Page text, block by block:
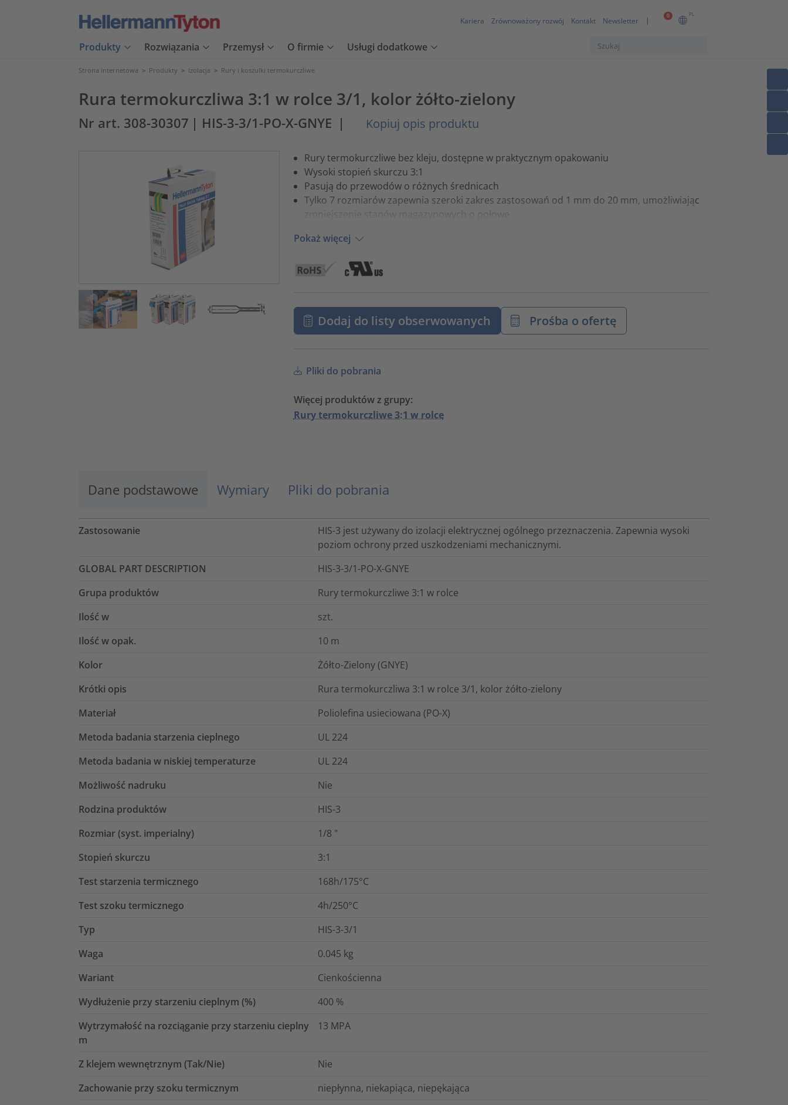
0 PL
Kariera Zrównoważony rozwój Kontakt Newsletter
Produkty Rozwiązania Przemysł O firmie Usługi dodatkowe
Strona internetowa > Produkty > Izolacja > Rury i koszulki termokurczliwe
Rura termokurczliwa 3:1 w rolce 3/1, kolor żółto-zielony
Nr art. 308-30307 | HIS-3-3/1-PO-X-GNYE | Kopiuj opis produktu
Rury termokurczliwe bez kleju, dostępne w praktycznym opakowaniu
Wysoki stopień skurczu 3:1
Pasują do przewodów o różnych średnicach
Tylko 7 rozmiarów zapewnia szeroki zakres zastosowań od 1 mm do 20 mm, umożliwiając
zmniejszenie stanów magazynowych o połowę
Pokaż więcej
Dodaj do listy obserwowanych Prośba o ofertę
Pliki do pobrania
Więcej produktów z grupy:
Rury termokurczliwe 3:1 w rolce
Dane podstawowe Wymiary Pliki do pobrania
Zastosowanie
HIS-3 jest używany do izolacji elektrycznej ogólnego przeznaczenia. Zapewnia wysoki
poziom ochrony przed uszkodzeniami mechanicznymi.
GLOBAL PART DESCRIPTION
HIS-3-3/1-PO-X-GNYE
Grupa produktów
Rury termokurczliwe 3:1 w rolce
Ilość w
szt.
Ilość w opak.
10 m
Kolor
Żółto-Zielony (GNYE)
Krótki opis
Rura termokurczliwa 3:1 w rolce 3/1, kolor żółto-zielony
Materiał
Poliolefina usieciowana (PO-X)
Metoda badania starzenia cieplnego
UL 224
Metoda badania w niskiej temperaturze
UL 224
Możliwość nadruku
Nie
Rodzina produktów
HIS-3
Rozmiar (syst. imperialny)
1/8 "
Stopień skurczu
3:1
Test starzenia termicznego
168h/175°C
Test szoku termicznego
4h/250°C
Typ
HIS-3-3/1
Waga
0.045 kg
Wariant
Cienkościenna
Wydłużenie przy starzeniu cieplnym (%)
400 %
Wytrzymałość na rozciąganie przy starzeniu cieplny
m
13 MPA
Z klejem wewnętrznym (Tak/Nie)
Nie
Zachowanie przy szoku termicznym
niepłynna, niekapiąca, niepękająca